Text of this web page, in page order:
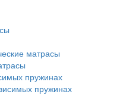
матрасы
пружинах
пружинах